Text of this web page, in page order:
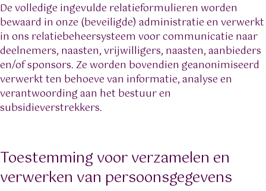
De volledige ingevulde relatieformulieren worden
bewaard in onze (beveiligde) administratie en verwerkt
in ons relatiebeheersysteem voor communicatie naar
deelnemers, naasten, vrijwilligers, naasten, aanbieders
en/of sponsors. Ze worden bovendien geanonimiseerd
verwerkt ten behoeve van informatie, analyse en
verantwoording aan het bestuur en
subsidieverstrekkers.
Toestemming voor verzamelen en
verwerken van persoonsgegevens